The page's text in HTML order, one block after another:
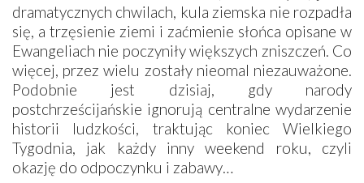
dramatycznych chwilach, kula ziemska nie rozpadła
się, a trzęsienie ziemi i zaćmienie słońca opisane w
Ewangeliach nie poczyniły większych zniszczeń. Co
więcej, przez wielu zostały nieomal niezauważone.
Podobnie jest dzisiaj, gdy narody
postchrześcijańskie ignorują centralne wydarzenie
historii ludzkości, traktując koniec Wielkiego
Tygodnia, jak każdy inny weekend roku, czyli
okazję do odpoczynku i zabawy…